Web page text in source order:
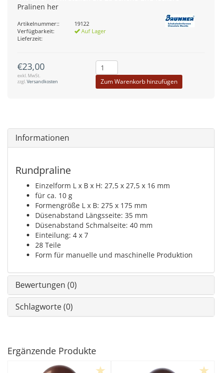
Pralinen her
Artikelnummer::
19122
Verfügbarkeit:
Auf Lager
Lieferzeit:
€23,00
exkl. MwSt.
zzgl.Versandkosten Zum Warenkorb hinzufügen
Informationen
Rundpraline
Einzelform L x B x H: 27,5 x 27,5 x 16 mm
für ca. 10 g
Formengröße L x B: 275 x 175 mm
Düsenabstand Längsseite: 35 mm
Düsenabstand Schmalseite: 40 mm
Einteilung: 4 x 7
28 Teile
Form für manuelle und maschinelle Produktion
Bewertungen (0)
Schlagworte (0)
Ergänzende Produkte